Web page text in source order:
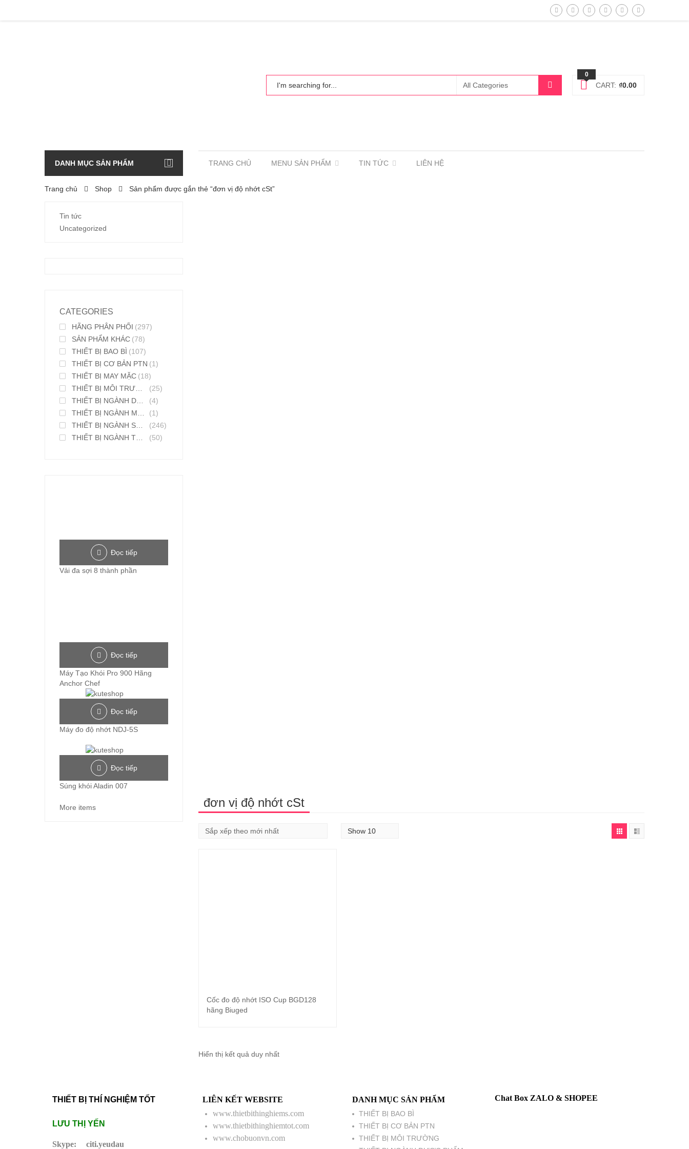
0
CART: ₫0.00
DANH MỤC SẢN PHẨM TRANG CHỦ MENU SẢN PHẨM TIN TỨC LIÊN HỆ
Trang chủ Shop Sản phẩm được gắn thẻ “đơn vị độ nhớt cSt”
đơn vị độ nhớt cSt
Đọc tiếp
Cốc đo độ nhớt ISO Cup BGD128
hãng Biuged
Hiển thị kết quả duy nhất
Tin tức
Uncategorized
CATEGORIES
HÃNG PHÂN PHỐI (297)
SẢN PHẨM KHÁC (78)
THIẾT BỊ BAO BÌ (107)
THIẾT BỊ CƠ BẢN PTN (1)
THIẾT BỊ MAY MẶC (18)
THIẾT BỊ MÔI TRƯỜNG
(25)
THIẾT BỊ NGÀNH DƯỢC PHẨM
(4)
THIẾT BỊ NGÀNH MỸ PHẨM
(1)
THIẾT BỊ NGÀNH SƠN MỰC IN
(246)
THIẾT BỊ NGÀNH THỰC PHẨM
(50)
Đọc tiếp
Vải đa sợi 8 thành phần
Đọc tiếp
Máy Tạo Khói Pro 900 Hãng
Anchor Chef
Đọc tiếp
Máy đo độ nhớt NDJ-5S
Đọc tiếp
Súng khói Aladin 007
More items
THIẾT BỊ THÍ NGHIỆM TỐT
LƯU THỊ YẾN
Skype: citi.yeudau
LIÊN KẾT WEBSITE
www.thietbithinghiems.com
www.thietbithinghiemtot.com
www.chobuonvn.com
DANH MỤC SẢN PHẨM
THIẾT BỊ BAO BÌ
THIẾT BỊ CƠ BẢN PTN
THIẾT BỊ MÔI TRƯỜNG
Chat Box ZALO & SHOPEE